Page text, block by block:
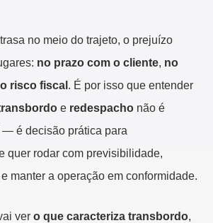
no meio do trajeto, o prejuízo
no prazo com o cliente, no
risco fiscal . É por isso que entender
e redespacho não é
— é decisão prática para
quer rodar com previsibilidade,
manter a operação em conformidade.
ver o que caracteriza transbordo,